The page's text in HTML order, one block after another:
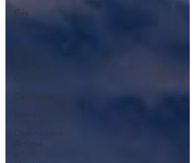
Cile
Uzbekistan
Bolivia
Cina &
Macao
Cambogia
Irlanda
Destinazione
Artiche
e